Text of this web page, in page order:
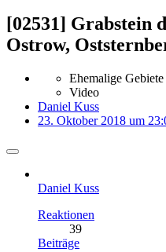
[02531] Grabstein
Ostrow,
Ehemalige Gebiete
Video
Daniel Kuss
23. Oktober 2018 um
Daniel Kuss
Reaktionen
39
Beiträge